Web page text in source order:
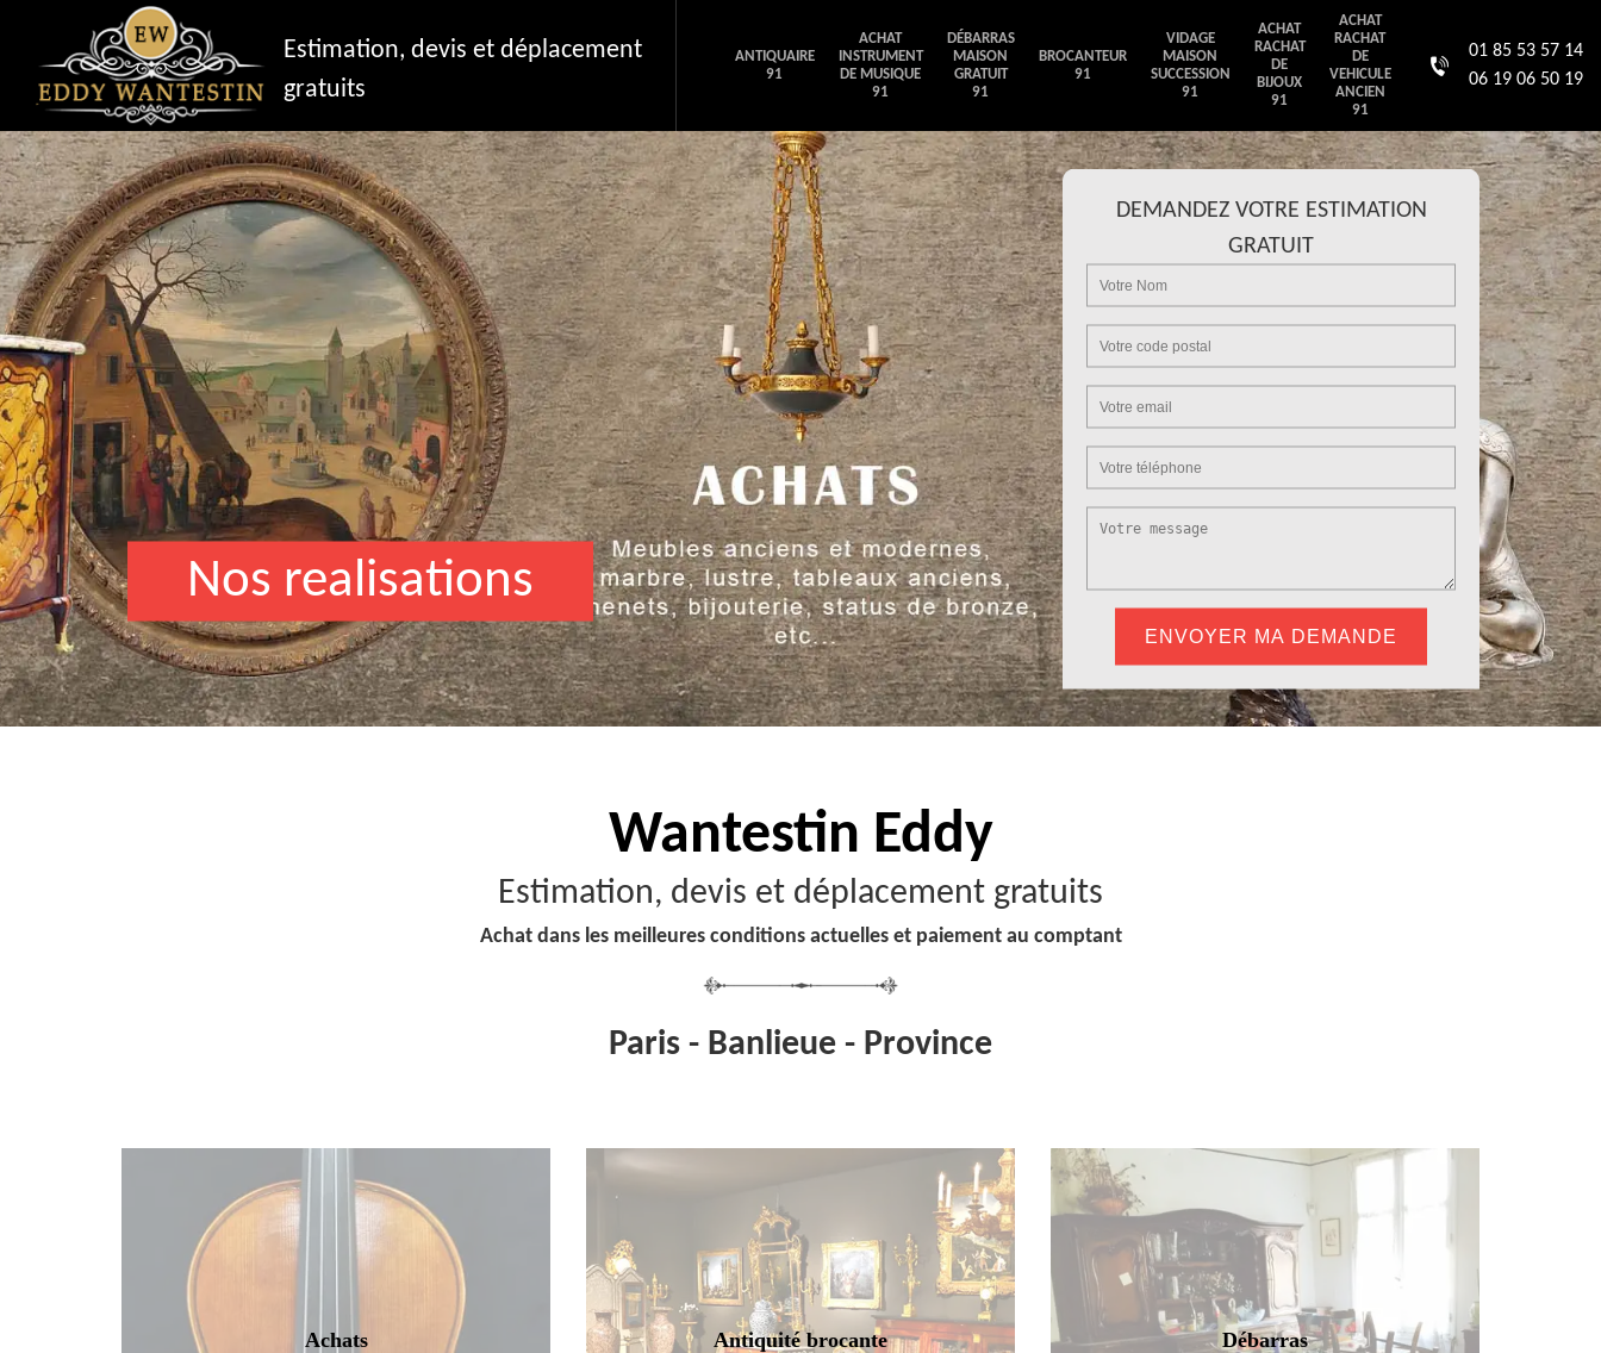
Estimation, devis et déplacement
gratuits
ANTIQUAIRE
91
ACHAT
INSTRUMENT
DE MUSIQUE
91
DÉBARRAS
MAISON
GRATUIT
91
BROCANTEUR
91
VIDAGE
MAISON
SUCCESSION
91
ACHAT
RACHAT
DE
BIJOUX
91
ACHAT
RACHAT
DE
VEHICULE
ANCIEN
91
01 85 53 57 14
06 19 06 50 19
Nos realisations
DEMANDEZ VOTRE ESTIMATION
GRATUIT
Wantestin Eddy
Estimation, devis et déplacement gratuits
Achat dans les meilleures conditions actuelles et paiement au comptant
Paris - Banlieue - Province
Achats Antiquité brocante Débarras